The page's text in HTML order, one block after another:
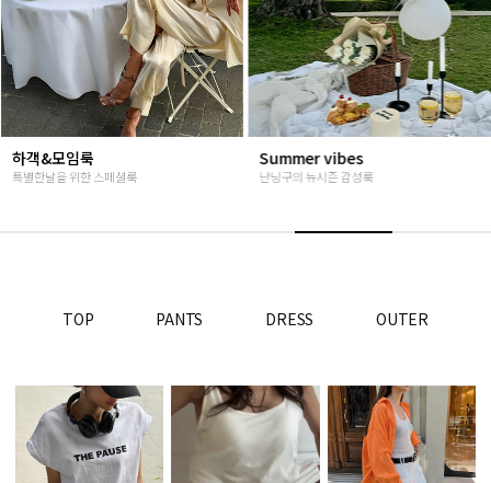
하객&모임룩
특별한날을 위한 스페셜룩
Summer vibes
난닝구의 뉴시즌 감성룩
TOP PANTS DRESS OUTER